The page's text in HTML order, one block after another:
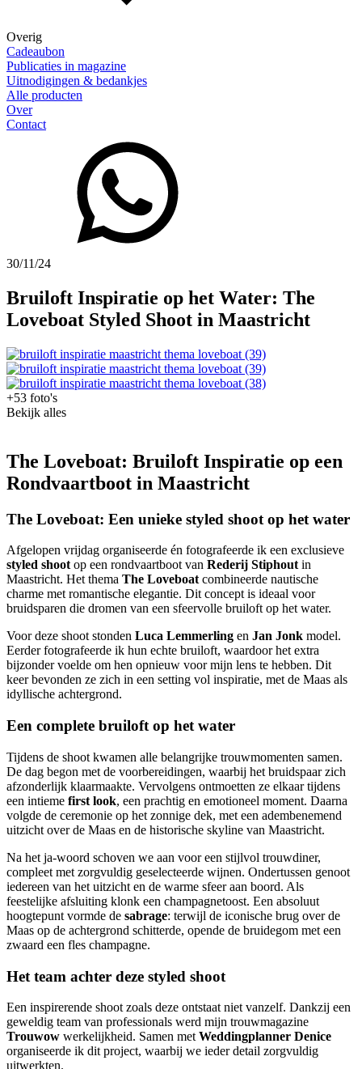
Overig
Cadeaubon
Publicaties in magazine
Uitnodigingen & bedankjes
Alle producten
Over
Contact
30/11/24
Bruiloft Inspiratie op het Water: The
Loveboat Styled Shoot in Maastricht
+53 foto's
Bekijk alles
The Loveboat: Bruiloft Inspiratie op een
Rondvaartboot in Maastricht
The Loveboat: Een unieke styled shoot op het water
Afgelopen vrijdag organiseerde én fotografeerde ik een exclusieve
styled shoot op een rondvaartboot van Rederij Stiphout in
Maastricht. Het thema The Loveboat combineerde nautische
charme met romantische elegantie. Dit concept is ideaal voor
bruidsparen die dromen van een sfeervolle bruiloft op het water.
Voor deze shoot stonden Luca Lemmerling en Jan Jonk model.
Eerder fotografeerde ik hun echte bruiloft, waardoor het extra
bijzonder voelde om hen opnieuw voor mijn lens te hebben. Dit
keer bevonden ze zich in een setting vol inspiratie, met de Maas als
idyllische achtergrond.
Een complete bruiloft op het water
Tijdens de shoot kwamen alle belangrijke trouwmomenten samen.
De dag begon met de voorbereidingen, waarbij het bruidspaar zich
afzonderlijk klaarmaakte. Vervolgens ontmoetten ze elkaar tijdens
een intieme first look, een prachtig en emotioneel moment. Daarna
volgde de ceremonie op het zonnige dek, met een adembenemend
uitzicht over de Maas en de historische skyline van Maastricht.
Na het ja-woord schoven we aan voor een stijlvol trouwdiner,
compleet met zorgvuldig geselecteerde wijnen. Ondertussen genoot
iedereen van het uitzicht en de warme sfeer aan boord. Als
feestelijke afsluiting klonk een champagnetoost. Een absoluut
hoogtepunt vormde de sabrage: terwijl de iconische brug over de
Maas op de achtergrond schitterde, opende de bruidegom met een
zwaard een fles champagne.
Het team achter deze styled shoot
Een inspirerende shoot zoals deze ontstaat niet vanzelf. Dankzij een
geweldig team van professionals werd mijn trouwmagazine
Trouwow werkelijkheid. Samen met Weddingplanner Denice
organiseerde ik dit project, waarbij we ieder detail zorgvuldig
uitwerkten.